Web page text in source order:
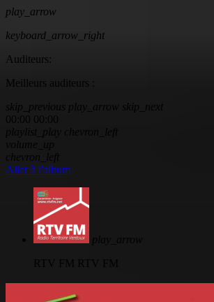
play_arrow
keyboard_arrow_right
Auditeurs:
Meilleurs auditeurs :
skip_previous play_arrow skip_next
00:00 00:00
Aller à l'album